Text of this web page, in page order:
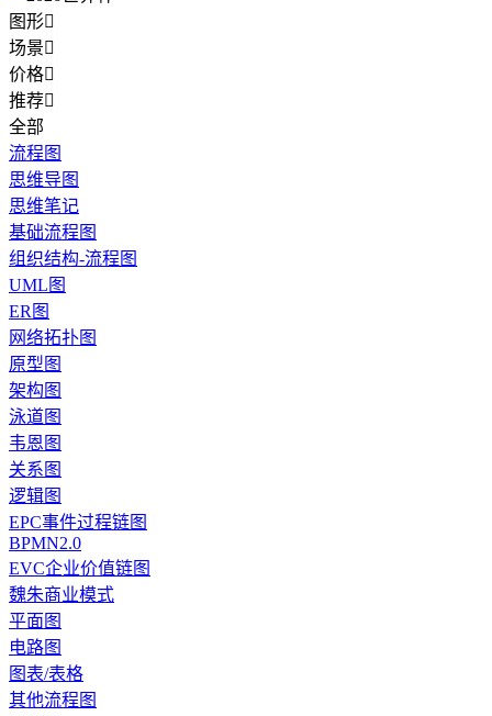
图形
场景
价格
推荐
全部
流程图
思维导图
思维笔记
基础流程图
组织结构-流程图
UML图
ER图
网络拓扑图
原型图
架构图
泳道图
韦恩图
关系图
逻辑图
EPC事件过程链图
BPMN2.0
EVC企业价值链图
魏朱商业模式
平面图
电路图
图表/表格
其他流程图